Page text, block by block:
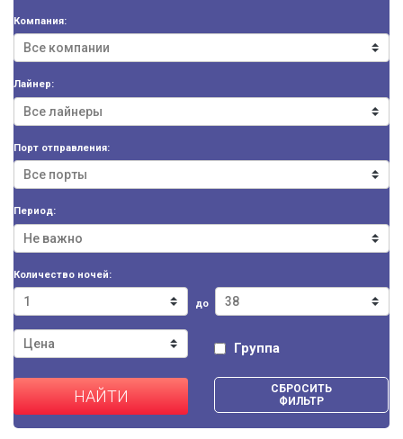
Компания:
Лайнер:
Порт отправления:
Период:
Количество ночей:
до
Группа
НАЙТИ
СБРОСИТЬ
ФИЛЬТР